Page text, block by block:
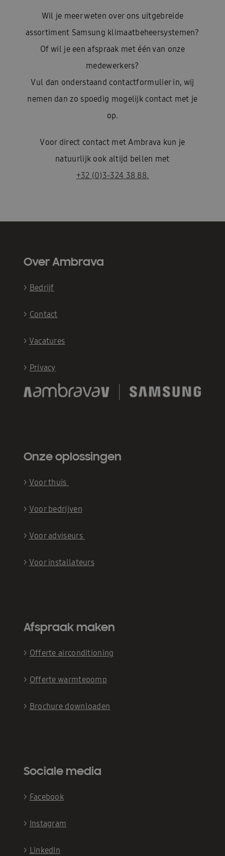
Wil je meer weten over ons uitgebreide
assortiment Samsung klimaatbeheersystemen?
Of wil je een afspraak met één van onze
medewerkers?
Vul dan onderstaand contactformulier in, wij
nemen dan zo spoedig mogelijk contact met je
op.
Voor direct contact met Ambrava kun je
natuurlijk ook altijd bellen met
+32 (0)3-324 38 88.
Over Ambrava
> Bedrijf
> Contact
> Vacatures
> Privacy
Onze oplossingen
> Voor thuis
> Voor bedrijven
> Voor adviseurs
> Voor installateurs
Afspraak maken
> Offerte airconditioning
> Offerte warmtepomp
> Brochure downloaden
Sociale media
> Facebook
> Instagram
> LinkedIn